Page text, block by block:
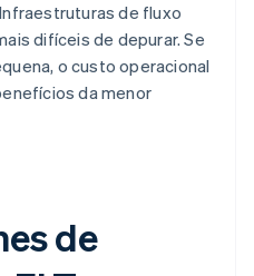
de fluxo
difíceis de depurar. Se
o custo operacional
da menor
de